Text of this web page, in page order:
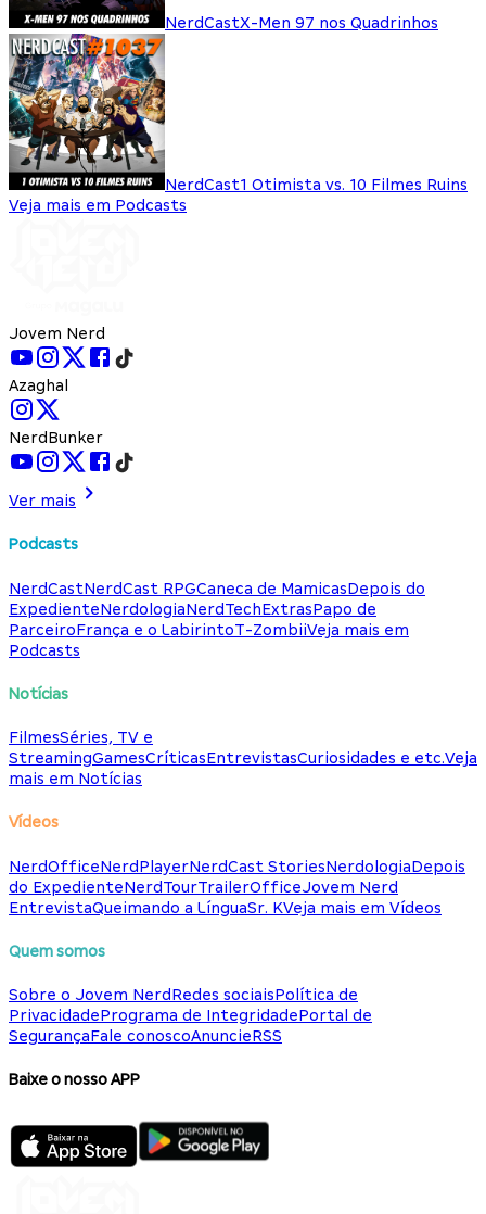
NerdCastX-Men 97 nos Quadrinhos
NerdCast1 Otimista vs. 10 Filmes Ruins
Veja mais em Podcasts
Jovem Nerd
Azaghal
NerdBunker
Ver mais
Podcasts
NerdCastNerdCast RPGCaneca de MamicasDepois do
ExpedienteNerdologiaNerdTechExtrasPapo de
ParceiroFrança e o LabirintoT-ZombiiVeja mais em
Podcasts
Notícias
FilmesSéries, TV e
StreamingGamesCríticasEntrevistasCuriosidades e etc.Veja
mais em Notícias
Vídeos
NerdOfficeNerdPlayerNerdCast StoriesNerdologiaDepois
do ExpedienteNerdTourTrailerOfficeJovem Nerd
EntrevistaQueimando a LínguaSr. KVeja mais em Vídeos
Quem somos
Sobre o Jovem NerdRedes sociaisPolítica de
PrivacidadePrograma de IntegridadePortal de
SegurançaFale conoscoAnuncieRSS
Baixe o nosso APP